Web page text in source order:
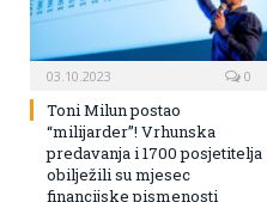
03.10.2023 0
Toni Milun postao
“milijarder”! Vrhunska
predavanja i 1700 posjetitelja
obilježili su mjesec
financijske pismenosti